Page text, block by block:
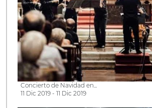
Concierto de Navidad en...
11 Dic 2019 - 11 Dic 2019